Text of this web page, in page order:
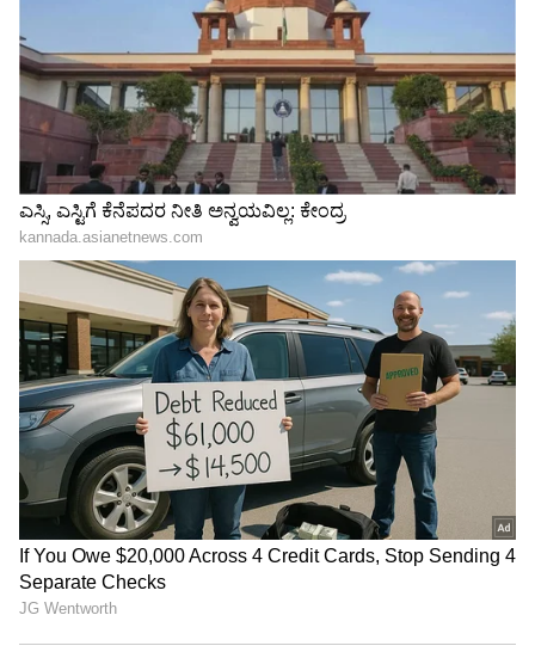
Related Articles
Karna serial: ಕರ್ಣ-ನಿಧಿ ಒಂದಾಗ್ತಾರಾ ಕೇಳಿದ್ರೆ
ರೊಮಾನ್ಸ್​ ನಂಗೆ ಆಗಿಬರಲ್ಲ ಎನ್ನೋದಾ ನಟ Kiran Raj
Karna: ಮಗಳನ್ನು ಮದ್ವೆ ಆಗಂತ ಒತ್ತಾಯಿಸ್ತಿದ್ದಾರೆ,
ಅಪ್ಪ-ಅಮ್ಮ ಕೈಬಿಟ್ರು: ನಟ ಕಿರಣ್‌ ರಾಜ್‌ ಹೇಳಿದ್ದೇನು
3
6